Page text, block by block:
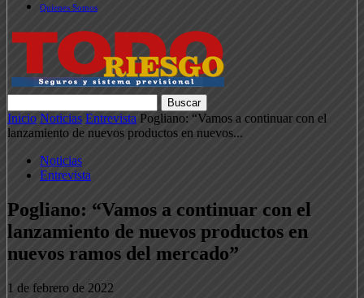
Quienes Somos
Inicio Noticias Entrevista Pogliano: “Vamos a continuar con el
lanzamiento de nuevos productos en nuevos...
Noticias
Entrevista
Pogliano: “Vamos a continuar con el
lanzamiento de nuevos productos en
nuevos ramos del mercado”
1 de febrero de 2022